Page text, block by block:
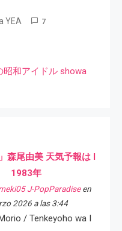
YEA 7
昭和アイドル showa
」森尾由美 天気予報は I
1983年
J-PopParadiseen
2026 a las 3:44
/ Tenkeyoho wa I